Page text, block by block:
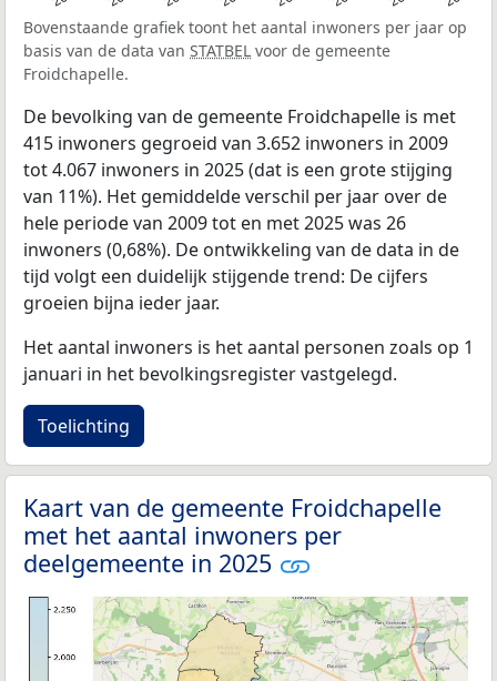
Bovenstaande grafiek toont het aantal inwoners per jaar op
basis van de data van STATBEL voor de gemeente
Froidchapelle.
De bevolking van de gemeente Froidchapelle is met
415 inwoners gegroeid van 3.652 inwoners in 2009
tot 4.067 inwoners in 2025 (dat is een grote stijging
van 11%). Het gemiddelde verschil per jaar over de
hele periode van 2009 tot en met 2025 was 26
inwoners (0,68%). De ontwikkeling van de data in de
tijd volgt een duidelijk stijgende trend: De cijfers
groeien bijna ieder jaar.
Het aantal inwoners is het aantal personen zoals op 1
januari in het bevolkingsregister vastgelegd.
Toelichting
Kaart van de gemeente Froidchapelle
met het aantal inwoners per
deelgemeente in 2025